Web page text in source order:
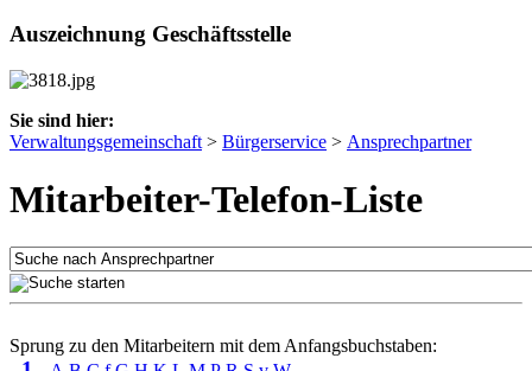
Auszeichnung Geschäftsstelle
Sie sind hier:
Verwaltungsgemeinschaft > Bürgerservice > Ansprechpartner
Mitarbeiter-Telefon-Liste
Sprung zu den Mitarbeitern mit dem Anfangsbuchstaben: